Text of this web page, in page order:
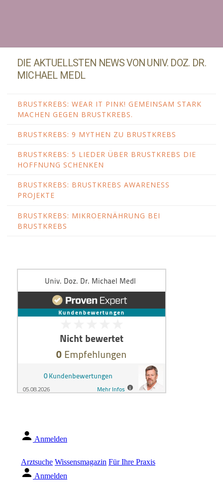
DIE AKTUELLSTEN NEWS VON UNIV. DOZ. DR.
MICHAEL MEDL
BRUSTKREBS: WEAR IT PINK! GEMEINSAM STARK
MACHEN GEGEN BRUSTKREBS.
BRUSTKREBS: 9 MYTHEN ZU BRUSTKREBS
BRUSTKREBS: 5 LIEDER ÜBER BRUSTKREBS DIE
HOFFNUNG SCHENKEN
BRUSTKREBS: BRUSTKREBS AWARENESS
PROJEKTE
BRUSTKREBS: MIKROERNÄHRUNG BEI
BRUSTKREBS